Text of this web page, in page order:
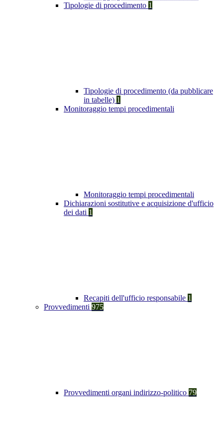
Tipologie di procedimento 1
Tipologie di procedimento (da pubblicare
in tabelle) 1
Monitoraggio tempi procedimentali
Monitoraggio tempi procedimentali
Dichiarazioni sostitutive e acquisizione d'ufficio
dei dati 1
Recapiti dell'ufficio responsabile 1
Provvedimenti 975
Provvedimenti organi indirizzo-politico 79